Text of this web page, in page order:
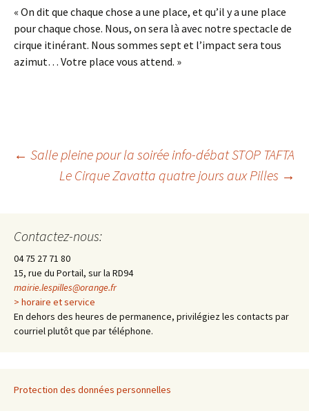
« On dit que chaque chose a une place, et qu’il y a une place
pour chaque chose. Nous, on sera là avec notre spectacle de
cirque itinérant. Nous sommes sept et l’impact sera tous
azimut… Votre place vous attend. »
Navigation
des
articles
← Salle pleine pour la soirée info-débat STOP TAFTA
Le Cirque Zavatta quatre jours aux Pilles →
Contactez-nous:
04 75 27 71 80
15, rue du Portail, sur la RD94
mairie.lespilles@orange.fr
> horaire et service
En dehors des heures de permanence, privilégiez les contacts par
courriel plutôt que par téléphone.
Protection des données personnelles